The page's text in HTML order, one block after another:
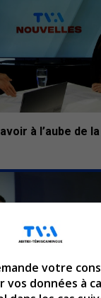
à l’aube de
votre
vos données à